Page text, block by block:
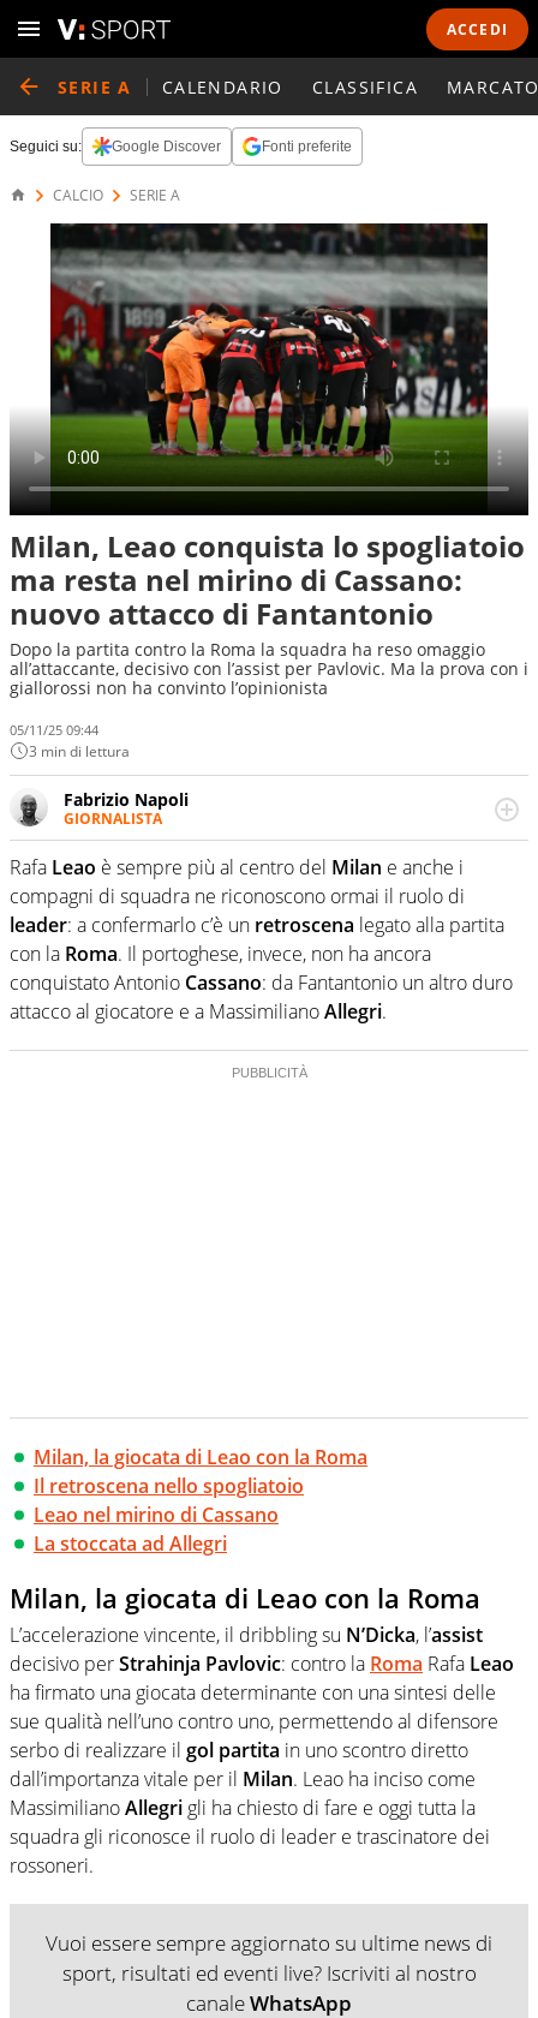
ACCEDI
SERIE A CALENDARIO CLASSIFICA
Seguici su: Google Discover Fonti preferite
CALCIO SERIE A
Milan, Leao conquista lo spogliatoio
ma resta nel mirino di Cassano:
nuovo attacco di Fantantonio
Dopo la partita contro la Roma la squadra ha reso omaggio
all’attaccante, decisivo con l’assist per Pavlovic. Ma la prova con i
giallorossi non ha convinto l’opinionista
05/11/25 09:44
3 min di lettura
Fabrizio Napoli
GIORNALISTA
Giornalista professionista, per Virgilio Sport segue anche
il calcio ma è con la pallanuoto che esalta competenze e
passioni. Cura la comunicazione di HaBaWaBa, il più
grande festival di waterpolo per bambini al mondo
Rafa Leao è sempre più al centro del Milan e anche i
compagni di squadra ne riconoscono ormai il ruolo di
leader: a confermarlo c’è un retroscena legato alla partita
con la Roma. Il portoghese, invece, non ha ancora
conquistato Antonio Cassano: da Fantantonio un altro duro
attacco al giocatore e a MassimilianoAllegri.
Milan, la giocata di Leao con la Roma
Il retroscena nello spogliatoio
Leao nel mirino di Cassano
La stoccata ad Allegri
Milan, la giocata di Leao con la Roma
L’accelerazione vincente, il dribbling su N’Dicka, l’assist
decisivo perStrahinja Pavlovic: contro la Roma Rafa Leao
ha firmato una giocata determinante con una sintesi delle
sue qualità nell’uno contro uno, permettendo al difensore
serbo di realizzare il gol partita in uno scontro diretto
dall’importanza vitale per il Milan. Leao ha inciso come
MassimilianoAllegri gli ha chiesto di fare e oggi tutta la
squadra gli riconosce il ruolo di leader e trascinatore dei
rossoneri.
Vuoi essere sempre aggiornato su ultime news di
sport, risultati ed eventi live? Iscriviti al nostro
canaleWhatsApp